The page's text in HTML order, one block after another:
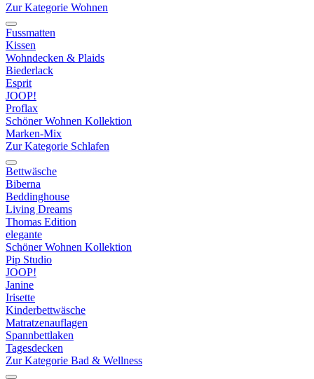
Zur Kategorie Wohnen
Fussmatten
Kissen
Wohndecken & Plaids
Biederlack
Esprit
JOOP!
Proflax
Schöner Wohnen Kollektion
Marken-Mix
Zur Kategorie Schlafen
Bettwäsche
Biberna
Beddinghouse
Living Dreams
Thomas Edition
elegante
Schöner Wohnen Kollektion
Pip Studio
JOOP!
Janine
Irisette
Kinderbettwäsche
Matratzenauflagen
Spannbettlaken
Tagesdecken
Zur Kategorie Bad & Wellness